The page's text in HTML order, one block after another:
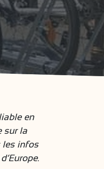
en
sur la
les infos